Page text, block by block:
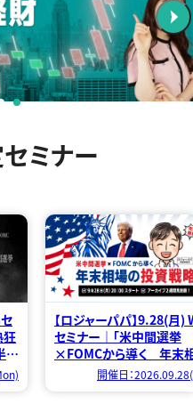
ミナー
狂
の
【ロジャーパパ】9.28(月)
セミナー｜「米中間選挙
×FOMCから導く 年末
の投資戦略」
開催日：